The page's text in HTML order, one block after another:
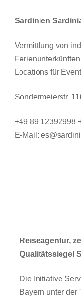
Sardinien
Vermittlung von
Ferienunterkünften,
Locations für
Sondermeierstr.
+49 89 12392998
E-Mail:
Reiseagentur,
Qualitätssiegel
Die Initiative
Bayern unter der